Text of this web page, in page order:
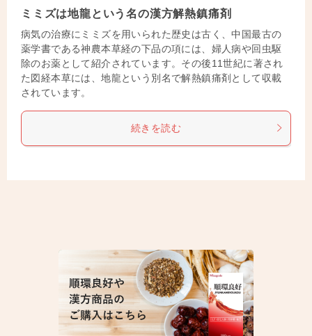
ミミズは地龍という名の漢方解熱鎮痛剤
病気の治療にミミズを用いられた歴史は古く、中国最古の
薬学書である神農本草経の下品の項には、婦人病や回虫駆
除のお薬として紹介されています。その後11世紀に著され
た図経本草には、地龍という別名で解熱鎮痛剤として収載
されています。
続きを読む